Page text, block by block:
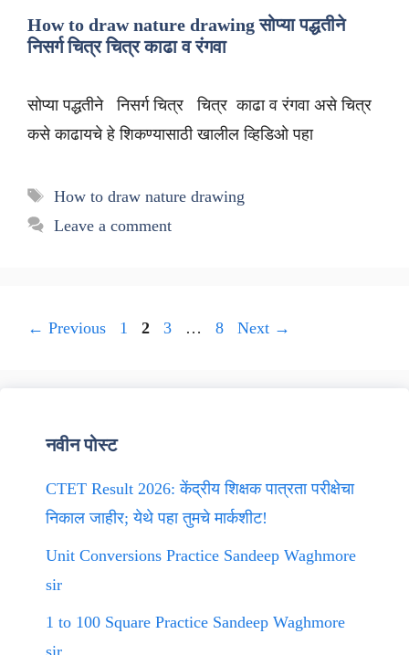
How to draw nature drawing सोप्या पद्धतीने
निसर्ग चित्र चित्र काढा व रंगवा
सोप्या पद्धतीने निसर्ग चित्र चित्र काढा व रंगवा असे चित्र
कसे काढायचे हे शिकण्यासाठी खालील व्हिडिओ पहा
Tags
How to draw nature drawing
Leave a comment
← Previous Page
1 Page
2 Page
3 … Page
8 Next →
नवीन पोस्ट
CTET Result 2026: केंद्रीय शिक्षक पात्रता परीक्षेचा
निकाल जाहीर; येथे पहा तुमचे मार्कशीट!
Unit Conversions Practice Sandeep Waghmore
sir
1 to 100 Square Practice Sandeep Waghmore
sir